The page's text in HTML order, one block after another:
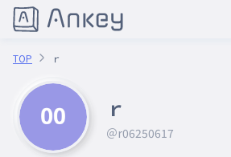
TOP ｒ
ｒ
＠r06250617